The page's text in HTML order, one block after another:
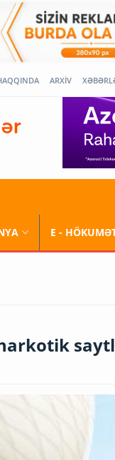
ARXİV
E -